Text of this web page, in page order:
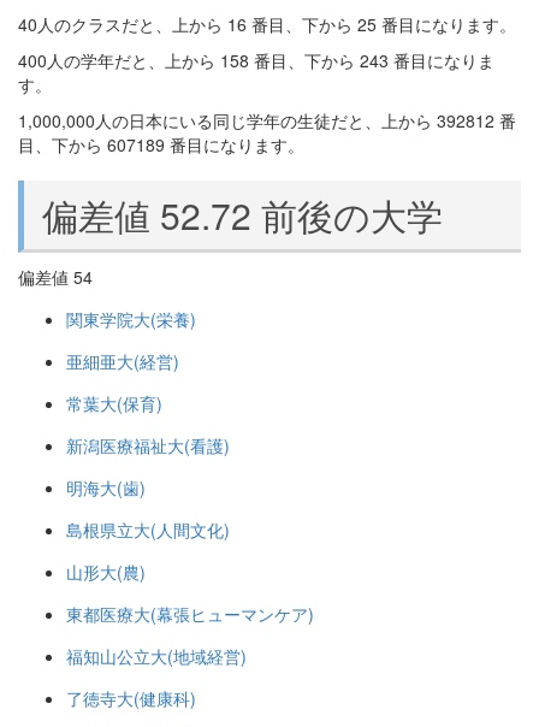
40人のクラスだと、上から 16 番目、下から 25 番目になります。
400人の学年だと、上から 158 番目、下から 243 番目になりま
す。
1,000,000人の日本にいる同じ学年の生徒だと、上から 392812 番
目、下から 607189 番目になります。
偏差値 52.72 前後の大学
偏差値 54
関東学院大(栄養)
亜細亜大(経営)
常葉大(保育)
新潟医療福祉大(看護)
明海大(歯)
島根県立大(人間文化)
山形大(農)
東都医療大(幕張ヒューマンケア)
福知山公立大(地域経営)
了徳寺大(健康科)